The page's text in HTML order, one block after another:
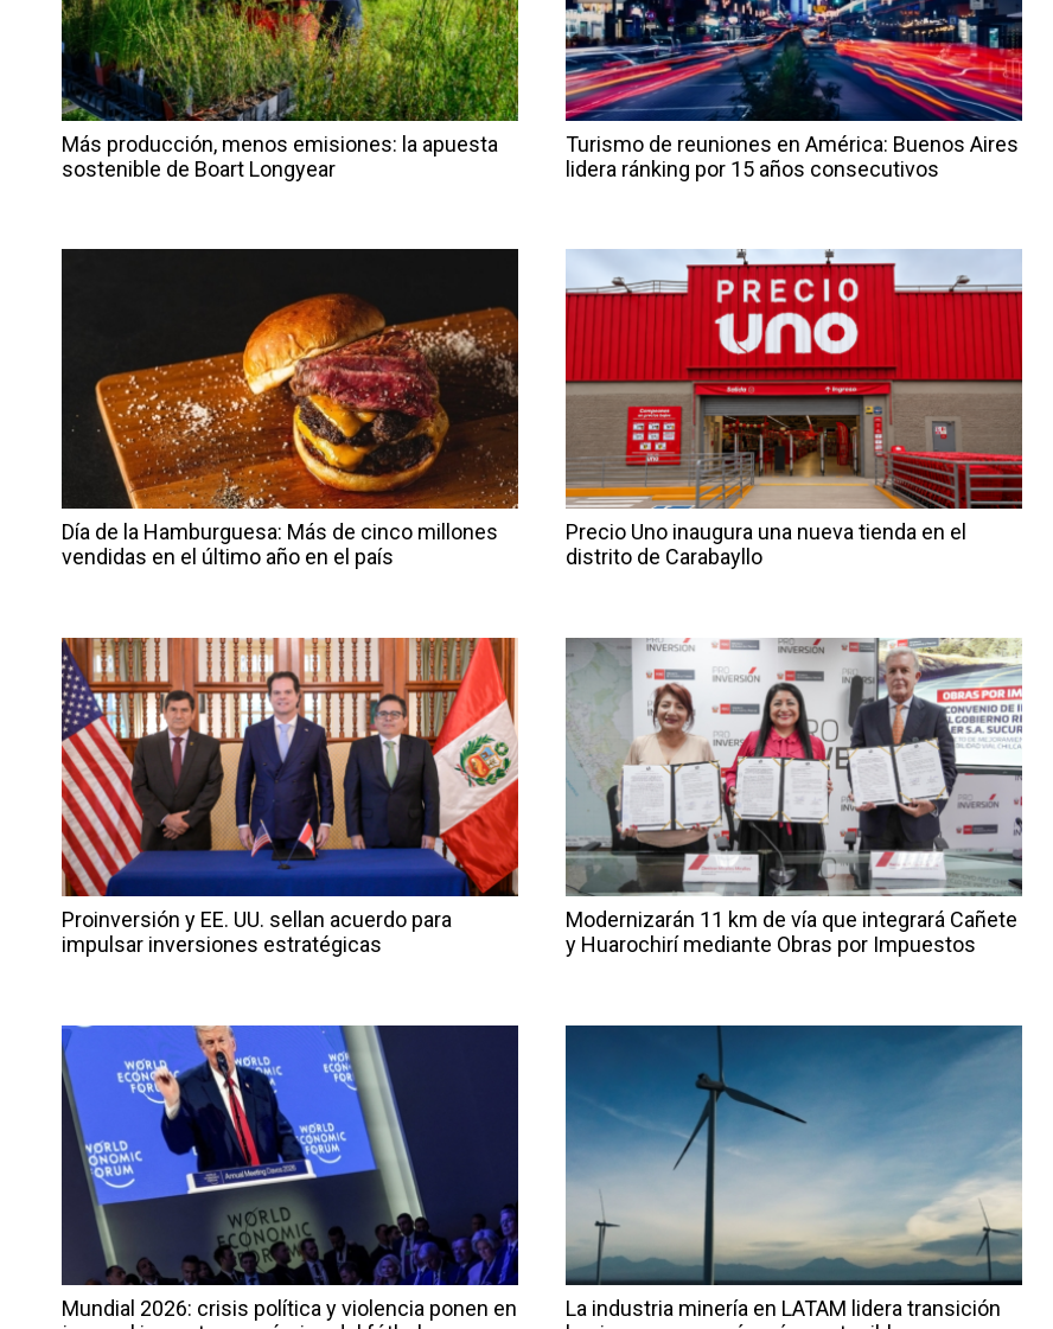
Más producción, menos emisiones: la apuesta
sostenible de Boart Longyear
Turismo de reuniones en América: Buenos Aires
lidera ránking por 15 años consecutivos
Día de la Hamburguesa: Más de cinco millones
vendidas en el último año en el país
Precio Uno inaugura una nueva tienda en el
distrito de Carabayllo
Proinversión y EE. UU. sellan acuerdo para
impulsar inversiones estratégicas
Modernizarán 11 km de vía que integrará Cañete
y Huarochirí mediante Obras por Impuestos
Mundial 2026: crisis política y violencia ponen en
La industria minería en LATAM lidera transición